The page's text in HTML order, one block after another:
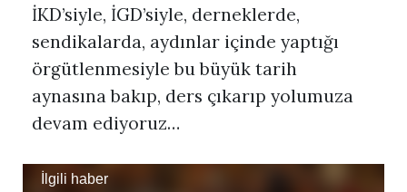
İKD’siyle, İGD’siyle, derneklerde,
sendikalarda, aydınlar içinde yaptığı
örgütlenmesiyle bu büyük tarih
aynasına bakıp, ders çıkarıp yolumuza
devam ediyoruz…
İlgili haber